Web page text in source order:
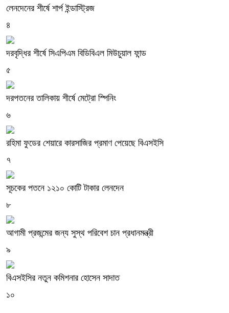
লেনদেনের শীর্ষে শার্প ইন্ডাস্ট্রিজ
৪
দরবৃদ্ধির শীর্ষে সিএপিএম বিডিবিএল মিউচুয়াল ফান্ড
৫
দরপতনের তালিকায় শীর্ষে মেট্রো স্পিনিং
৬
রহিমা ফুডের শেয়ারে কারসাজির প্রমাণ পেয়েছে বিএসইসি
৭
সূচকের পতনে ১২১০ কোটি টাকার লেনদেন
৮
আগামী প্রজন্মের জন্য সুস্থ পরিবেশ চান প্রধানমন্ত্রী
৯
বিএসইসির নতুন কমিশনার হোসেন সাদাত
১০